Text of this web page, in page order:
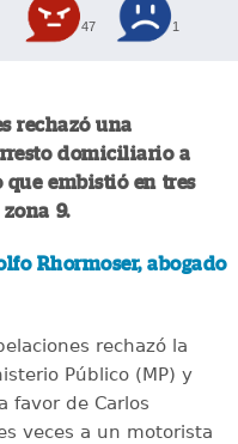
47 1
rechazó una
domiciliario a
que embistió en tres
9.
Rhormoser, abogado
rechazó la
Público (MP) y
favor de Carlos
veces a un motorista